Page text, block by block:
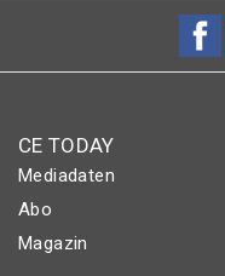
CE TODAY
Mediadaten
Abo
Magazin